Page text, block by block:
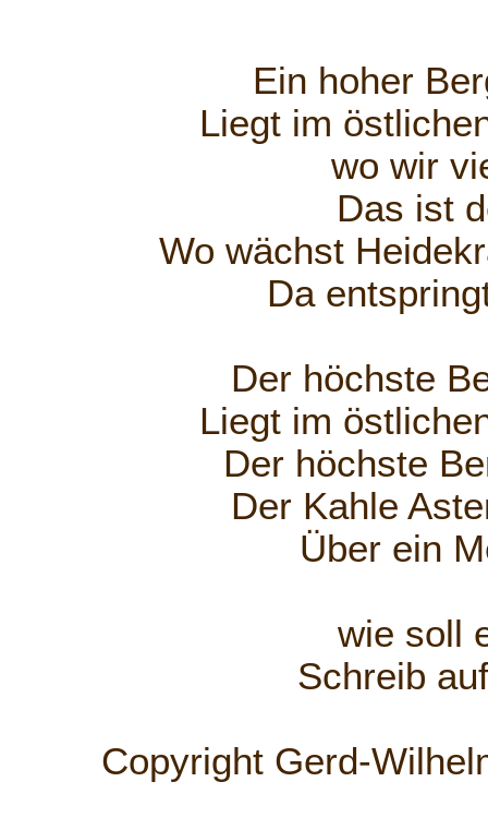
Ein hoher
Liegt im
wo wir
Das ist
Wo wächst
Da
Der höchste
Liegt im
Der höchste
Der Kahle
Über ein
wie soll
Schreib
Copyright Gerd-